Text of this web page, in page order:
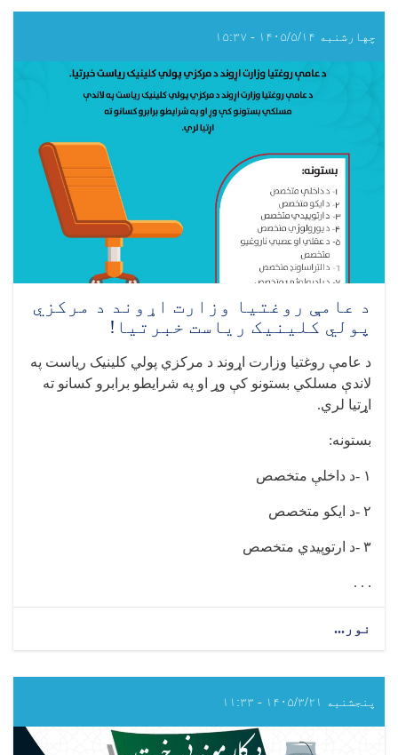
چهارشنبه ۱۴۰۵/۵/۱۴ - ۱۵:۳۷
د عامې روغتیا وزارت اړوند د مرکزي
پولي کلینیک ریاست خبرتیا!
د عامې روغتیا وزارت اړوند د مرکزي پولي کلینیک ریاست په
لاندې مسلکي بستونو کې وړ او په شرایطو برابرو کسانو ته
اړتيا لري.
بستونه:
۱ -د داخلې متخصص
۲ -د ایکو متخصص
۳ -د ارتوپیدي متخصص
. . .
نور...
روغتیا
وزارتپنجشنبه ۱۴۰۵/۳/۲۱ - ۱۱:۳۳